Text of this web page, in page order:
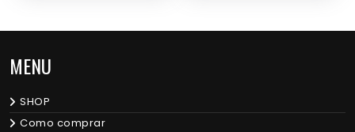
MENU
SHOP
Como comprar